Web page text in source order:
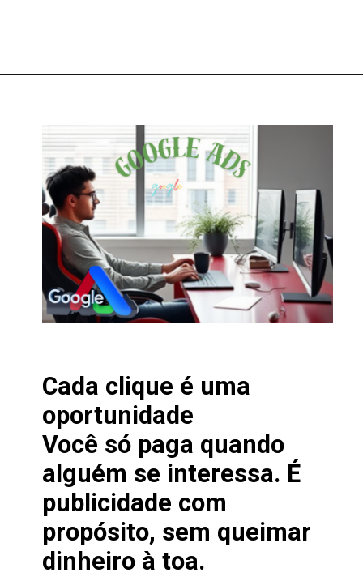
Cada clique é uma
oportunidade
Você só paga quando
alguém se interessa. É
publicidade com
propósito, sem queimar
dinheiro à toa.